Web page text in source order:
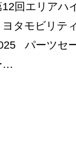
12回エリアハ
ヨタモビリテ
パーツセ
…